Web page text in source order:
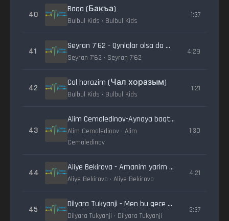
40
Baqa (Бакъа)
Bulbul Kids • Bulbul Kids
1:37
41
Seyran 7'62 - Qynlqlar olsa da ЭМДЖИЭЛ ile
Seyran 7'62 • Seyran 7'62
4:29
42
Cal horazim (Чал хоразым)
Bulbul Kids • Bulbul Kids
1:21
43
Alim Cemaledinov-Aynaya baqtım (Live)
Alim Cemaledinov • Alim
Cemaledinov
1:30
44
Aliye Bekirova - Amanim yarim (Prod. by DJ Bebek)
Aliye Bekirova • Aliye Bekirova
4:21
45
Dilyara Tukyanji - Men bu gece bir tüş kördim
Dilyara Tukyanji • Dilyara Tukyanji
2:37